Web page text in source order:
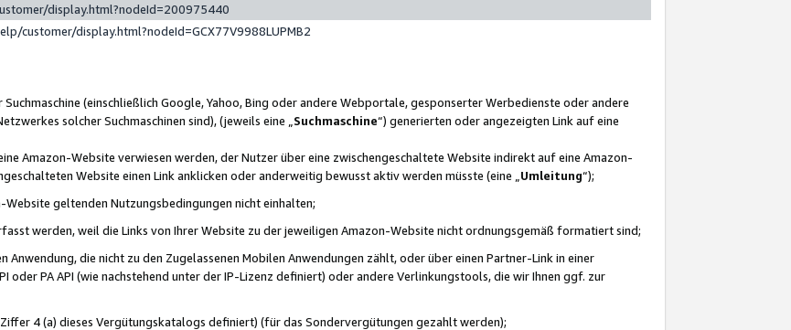
display.html?nodeId=200975440
customer/display.html?nodeId=GCX77V9988LUPMB2
(einschließlich Google, Yahoo, Bing oder andere Webportale, gesponserter Werbedienste oder andere
solcher Suchmaschinen sind), (jeweils eine „ Suchmaschine“) generierten oder angezeigten Link auf eine
Amazon-Website verwiesen werden, der Nutzer über eine zwischengeschaltete Website indirekt auf eine Amazon-
Website einen Link anklicken oder anderweitig bewusst aktiv werden müsste (eine „ Umleitung“);
geltenden Nutzungsbedingungen nicht einhalten;
werden, weil die Links von Ihrer Website zu der jeweiligen Amazon-Website nicht ordnungsgemäß formatiert sind;
die nicht zu den Zugelassenen Mobilen Anwendungen zählt, oder über einen Partner-Link in einer
oder PA API (wie nachstehend unter der IP-Lizenz definiert) oder andere Verlinkungstools, die wir Ihnen ggf. zur
4 (a) dieses Vergütungskatalogs definiert) (für das Sondervergütungen gezahlt werden);